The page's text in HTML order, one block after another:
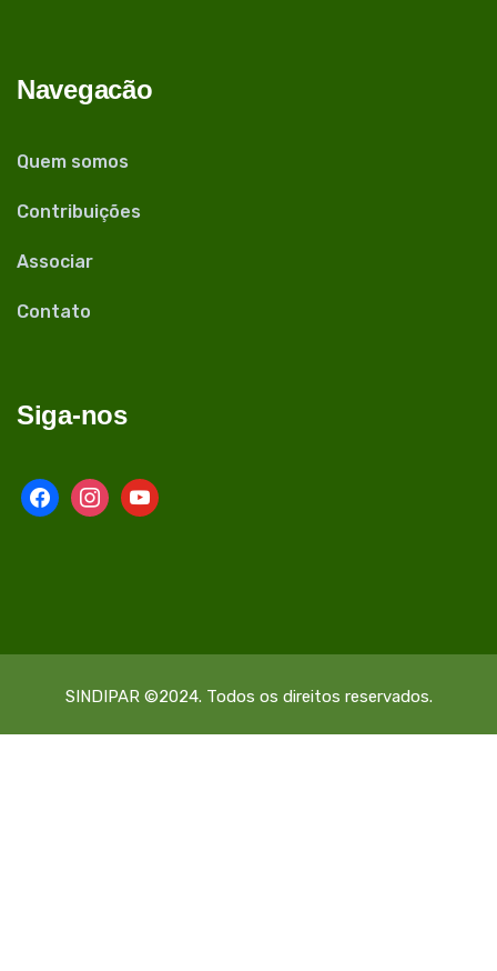
Navegacão
Quem somos
Contribuições
Associar
Contato
Siga-nos
facebookinstagram
youtube
SINDIPAR ©2024. Todos os direitos reservados.